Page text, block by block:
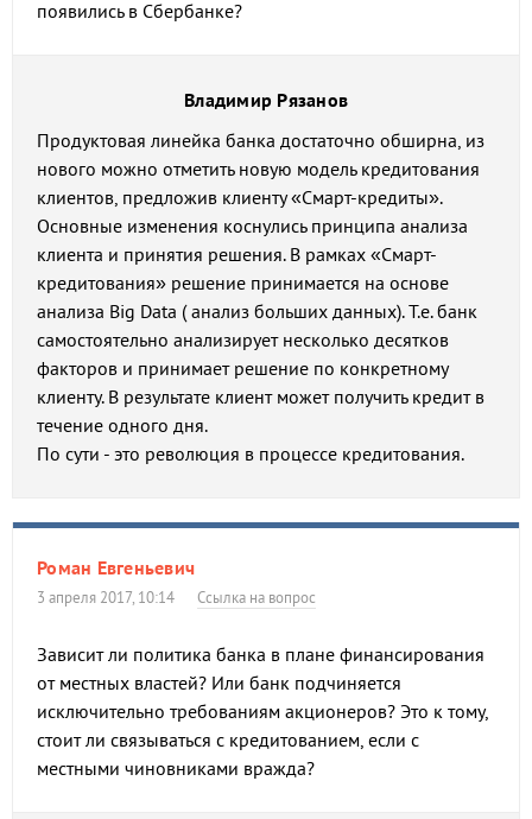
появились в Сбербанке?
Владимир Рязанов
Продуктовая линейка банка достаточно обширна, из
нового можно отметить новую модель кредитования
клиентов, предложив клиенту «Смарт-кредиты».
Основные изменения коснулись принципа анализа
клиента и принятия решения. В рамках «Смарт-
кредитования» решение принимается на основе
анализа Big Data ( анализ больших данных). Т.е. банк
самостоятельно анализирует несколько десятков
факторов и принимает решение по конкретному
клиенту. В результате клиент может получить кредит в
течение одного дня.
По сути - это революция в процессе кредитования.
Роман Евгеньевич
3 апреля 2017, 10:14 Ссылка на вопрос
Зависит ли политика банка в плане финансирования
от местных властей? Или банк подчиняется
исключительно требованиям акционеров? Это к тому,
стоит ли связываться с кредитованием, если с
местными чиновниками вражда?